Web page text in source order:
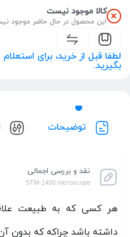
کالا موجود نیست
این محصول در حال حاضر موجود
لطفا قبل از خرید، برای
بگیرید.
توضیحات
نقد و بررسی اجمالی
STM-1400 microscope
هر کسی که به طبیعت
داشته باشد چراکه که بدون